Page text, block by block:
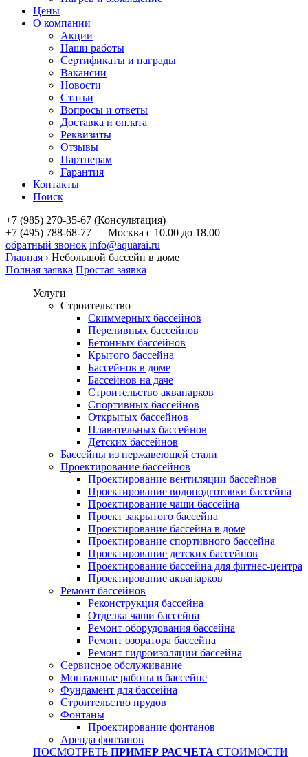
Цены
О компании
Акции
Наши работы
Сертификаты и награды
Вакансии
Новости
Статьи
Вопросы и ответы
Доставка и оплата
Реквизиты
Отзывы
Партнерам
Гарантия
Контакты
Поиск
+7 (985) 270-35-67 (Консультация)
+7 (495) 788-68-77 — Москва с 10.00 до 18.00
обратный звонок info@aquarai.ru
Главная › Небольшой бассейн в доме
Полная заявка Простая заявка
Услуги
Строительство
Скиммерных бассейнов
Переливных бассейнов
Бетонных бассейнов
Крытого бассейна
Бассейнов в доме
Бассейнов на даче
Строительство аквапарков
Спортивных бассейнов
Открытых бассейнов
Плавательных бассейнов
Детских бассейнов
Бассейны из нержавеющей стали
Проектирование бассейнов
Проектирование вентиляции бассейнов
Проектирование водоподготовки бассейна
Проектирование чаши бассейна
Проект закрытого бассейна
Проектирование бассейна в доме
Проектирование спортивного бассейна
Проектирование детских бассейнов
Проектирование бассейна для фитнес-центра
Проектирование аквапарков
Ремонт бассейнов
Реконструкция бассейна
Отделка чаши бассейна
Ремонт оборудования бассейна
Ремонт озоратора бассейна
Ремонт гидроизоляции бассейна
Сервисное обслуживание
Монтажные работы в бассейне
Фундамент для бассейна
Строительство прудов
Фонтаны
Проектирование фонтанов
Аренда фонтанов
ПОСМОТРЕТЬ ПРИМЕР РАСЧЕТА СТОИМОСТИ